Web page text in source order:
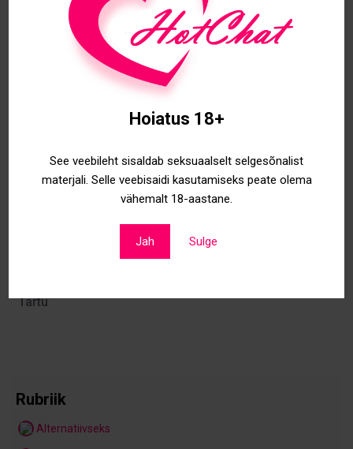
Hoiatus 18+
See veebileht sisaldab seksuaalselt selgesõnalist
materjali. Selle veebisaidi kasutamiseks peate olema
vähemalt 18-aastane.
Jah Sulge
29/05/2024
03/04/2024
Tartu
Tartu
Rubriik
Alternatiivseks